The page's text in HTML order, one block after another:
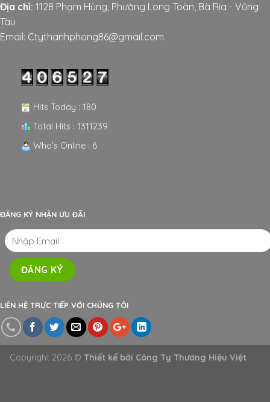
Địa chỉ: 1128 Phạm Hùng, Phường Long Toàn, Bà Rịa - Vũng
Tàu
Email: Ctythanhphong86@gmail.com
Hits Today : 180
Total Hits : 1311239
Who's Online : 6
ĐĂNG KÝ NHẬN ƯU ĐÃI
LIÊN HỆ TRỰC TIẾP VỚI CHÚNG TÔI
Copyright 2026 © Thiết kế bởi Công Ty Thương Hiệu Việt